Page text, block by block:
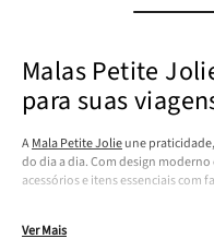
Malas Petite
para suas
AMala Petite Jolieune
do dia a dia. Com design
acessórios e itens essenciais com
Ver Mais